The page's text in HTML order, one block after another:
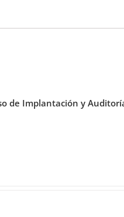
de Implantación y